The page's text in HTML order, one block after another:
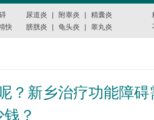
快
尿道炎 | 附睾炎 |
精囊炎
膀胱炎
| 龟头炎 | 睾丸炎
？新乡治疗功能障碍
？